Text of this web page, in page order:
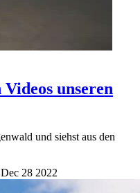
unseren
und siehst aus den
Dec 28 2022